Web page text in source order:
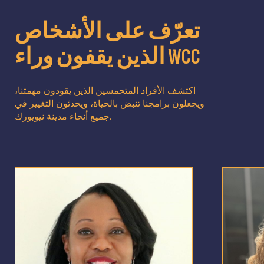
تعرّف على الأشخاص
الذين يقفون وراء WCC
اكتشف الأفراد المتحمسين الذين يقودون مهمتنا،
ويجعلون برامجنا تنبض بالحياة، ويحدثون التغيير في
جميع أنحاء مدينة نيويورك.